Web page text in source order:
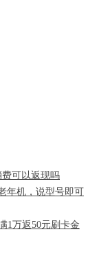
可以返现吗
年机，说型号即可
1万返50元刷卡金